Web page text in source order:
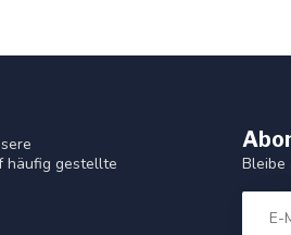
häufig gestellte
Bleibe